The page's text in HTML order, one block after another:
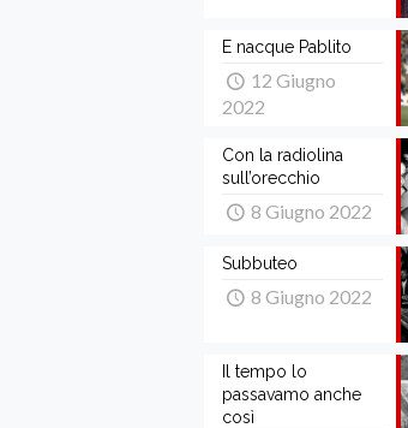
E nacque Pablito
12 Giugno
2022
Con la radiolina
sull’orecchio
8 Giugno 2022
Subbuteo
8 Giugno 2022
Il tempo lo
passavamo anche
così